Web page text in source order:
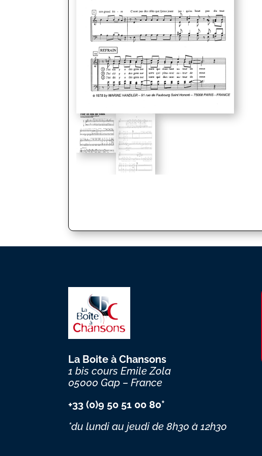
La Boite à Chansons
1 bis cours Emile Zola
05000 Gap – France
+33 (0)9 50 51 00 80*
*du lundi au jeudide 8h30 à 12h30